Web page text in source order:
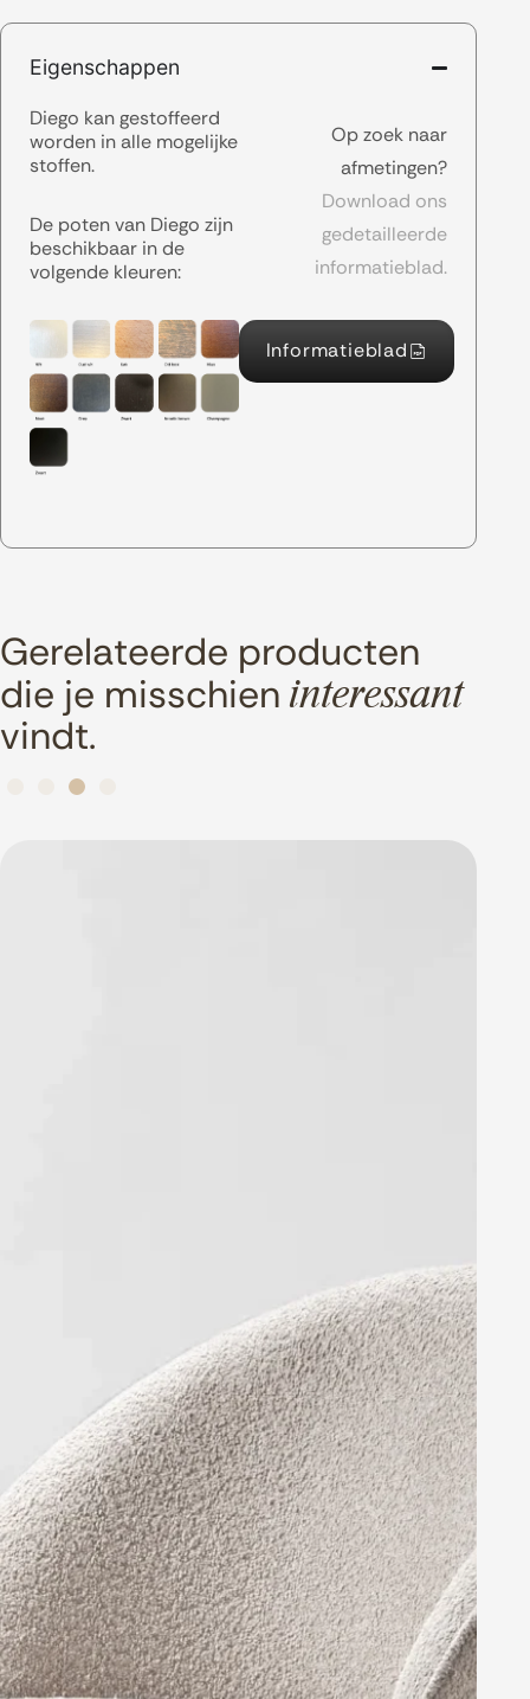
Eigenschappen
Diego kan gestoffeerd
worden in alle mogelijke
stoffen.
De poten van Diego zijn
beschikbaar in de
volgende kleuren:
Op zoek naar
afmetingen?
Download ons
gedetailleerde
informatieblad.
Informatieblad
Gerelateerde producten
die je misschieninteressant
vindt.